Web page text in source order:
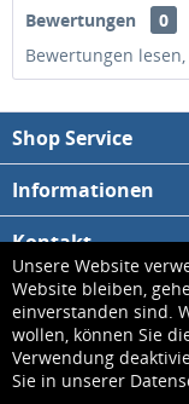
Unsere Website
Website bleiben,
einverstanden sind.
wollen, können Sie
Verwendung
Sie in unserer
Bewertungen
0
Bewertungen
Shop Service
Informationen
Kontakt
* Alle Preise inkl.
Kontakt